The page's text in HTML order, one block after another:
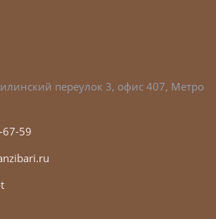
переулок 3, офис 407, Метро
67-59